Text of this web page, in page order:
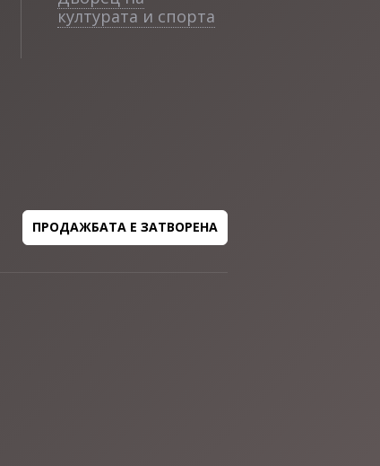
културата и спорта
ПРОДАЖБАТА Е ЗАТВОРЕНА